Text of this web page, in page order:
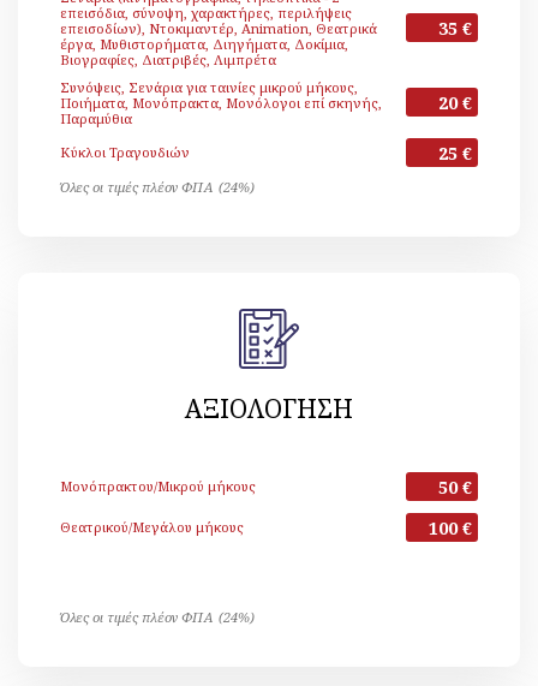
επεισόδια, σύνοψη, χαρακτήρες, περιλήψεις
επεισοδίων), Ντοκιμαντέρ, Animation, Θεατρικά
έργα, Μυθιστορήματα, Διηγήματα, Δοκίμια,
Βιογραφίες, Διατριβές, Λιμπρέτα
35 €
Συνόψεις, Σενάρια για ταινίες μικρού μήκους,
Ποιήματα, Μονόπρακτα, Μονόλογοι επί σκηνής,
Παραμύθια
20 €
Κύκλοι Τραγουδιών 25 €
Όλες οι τιμές πλέον ΦΠΑ (24%)
ΑΞΙΟΛΟΓΗΣΗ
Μονόπρακτου/Μικρού μήκους 50 €
Θεατρικού/Μεγάλου μήκους 100 €
Όλες οι τιμές πλέον ΦΠΑ (24%)